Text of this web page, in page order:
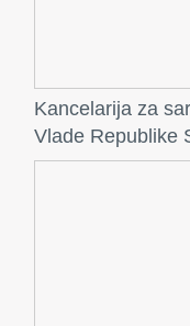
Kancelarija za
Vlade Republike